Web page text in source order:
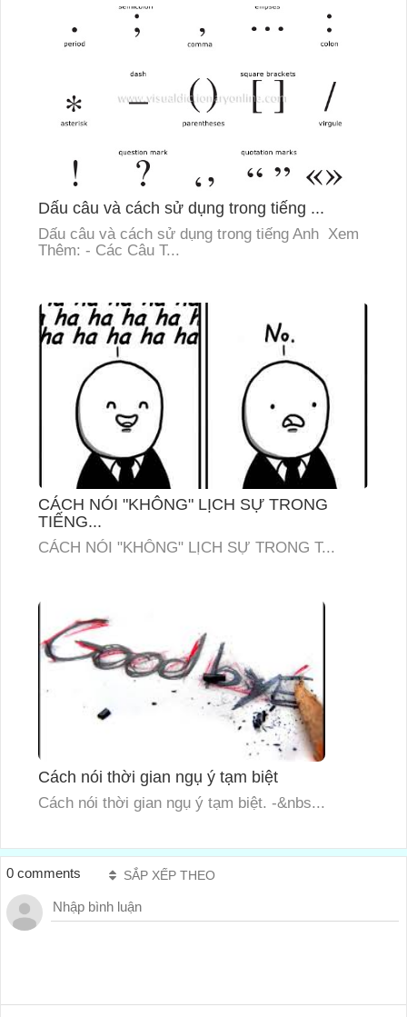
Dấu câu và cách sử dụng trong tiếng ...
Dấu câu và cách sử dụng trong tiếng Anh Xem
Thêm: - Các Câu T...
CÁCH NÓI "KHÔNG" LỊCH SỰ TRONG
TIẾNG...
CÁCH NÓI "KHÔNG" LỊCH SỰ TRONG T...
Cách nói thời gian ngụ ý tạm biệt
Cách nói thời gian ngụ ý tạm biệt. -&nbs...
0 comments SẮP XẾP THEO